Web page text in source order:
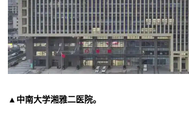
▲中南大学湘雅二医院。